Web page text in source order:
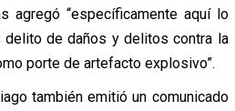
agregó “específicamente aquí lo
de daños y delitos contra la
porte de artefacto explosivo”.
también emitió un comunicado